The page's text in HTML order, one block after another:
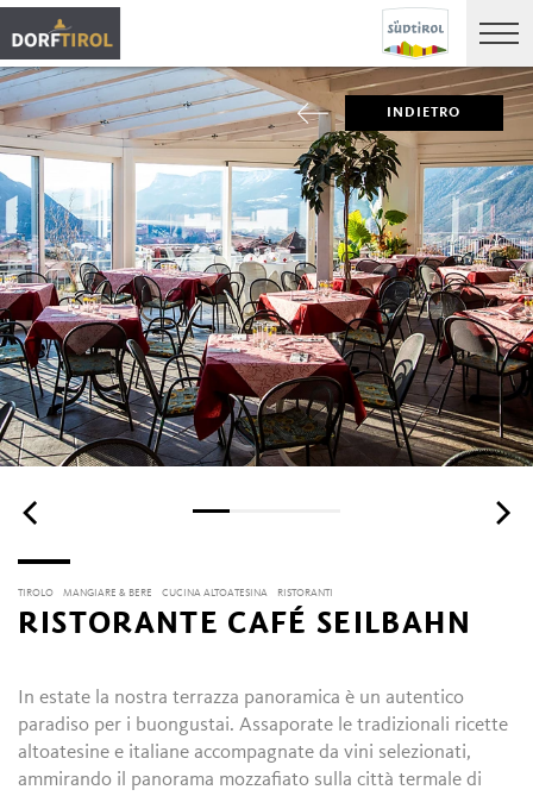
INDIETRO
TIROLO MANGIARE & BERE CUCINA ALTOATESINA RISTORANTI
RISTORANTE CAFÉ SEILBAHN
In estate la nostra terrazza panoramica è un autentico
paradiso per i buongustai. Assaporate le tradizionali ricette
altoatesine e italiane accompagnate da vini selezionati,
ammirando il panorama mozzafiato sulla città termale di